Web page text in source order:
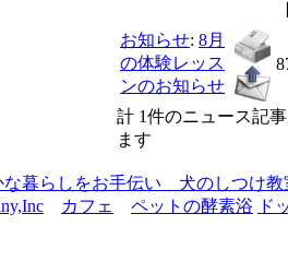
お知らせ: 8月
の体験レッス
ンのお知らせ
計 1件のニュース記
ます
な暮らしをお手伝い 犬のしつけ教
カフェ ペットの酵素浴 ド